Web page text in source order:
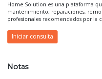
Home Solution es una plataforma
mantenimiento, reparaciones,
profesionales recomendados por la
Iniciar consulta
Notas